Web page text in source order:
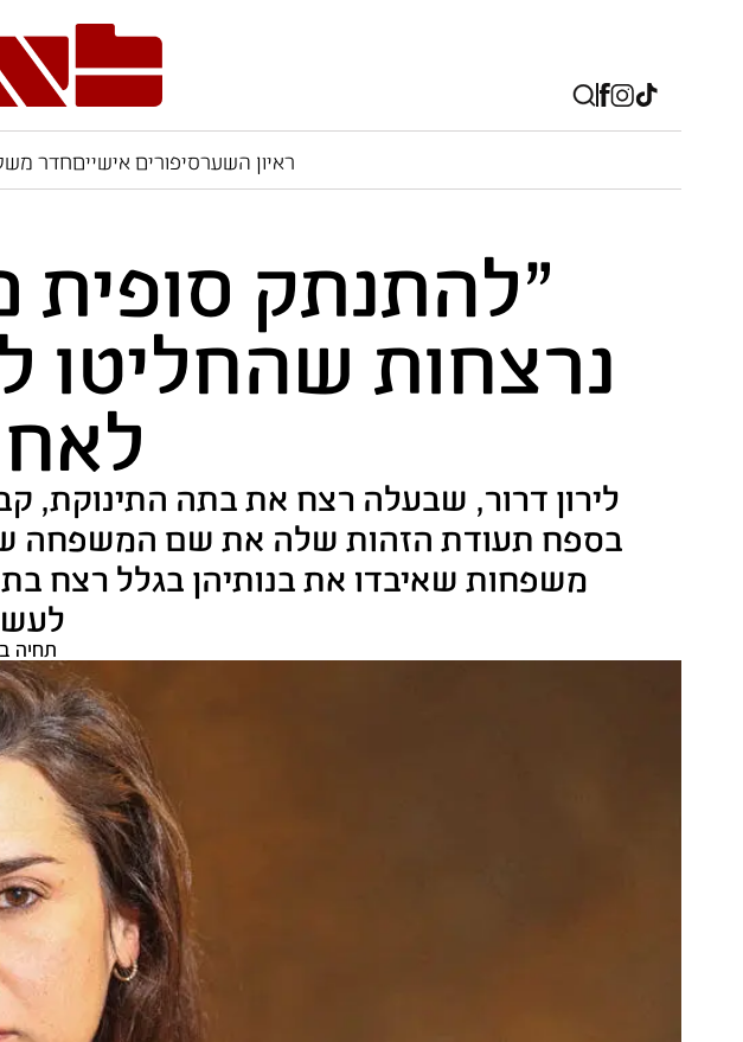
ראיון השערסיפורים אישייםחדר
"להתנתק סופית
נרצחות
לירון דרור, שבעלה רצח את בתה התינוקת,
בספח תעודת הזהות שלה את שם המשפחה של
משפחות שאיבדו את בנותיהן בגלל רצח
תחיה